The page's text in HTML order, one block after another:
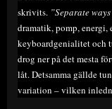
skrivits. ”Separate
dramatik, pomp, energi,
keyboardgenialitet och
drog ner på det mesta
låt. Detsamma gällde
variation – vilken